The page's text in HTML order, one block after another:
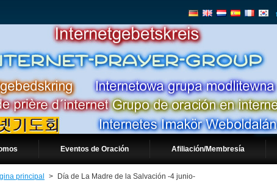
Eventos de Oración Afiliación/Membresía
principal > Día de La Madre de la Salvación -4 junio-